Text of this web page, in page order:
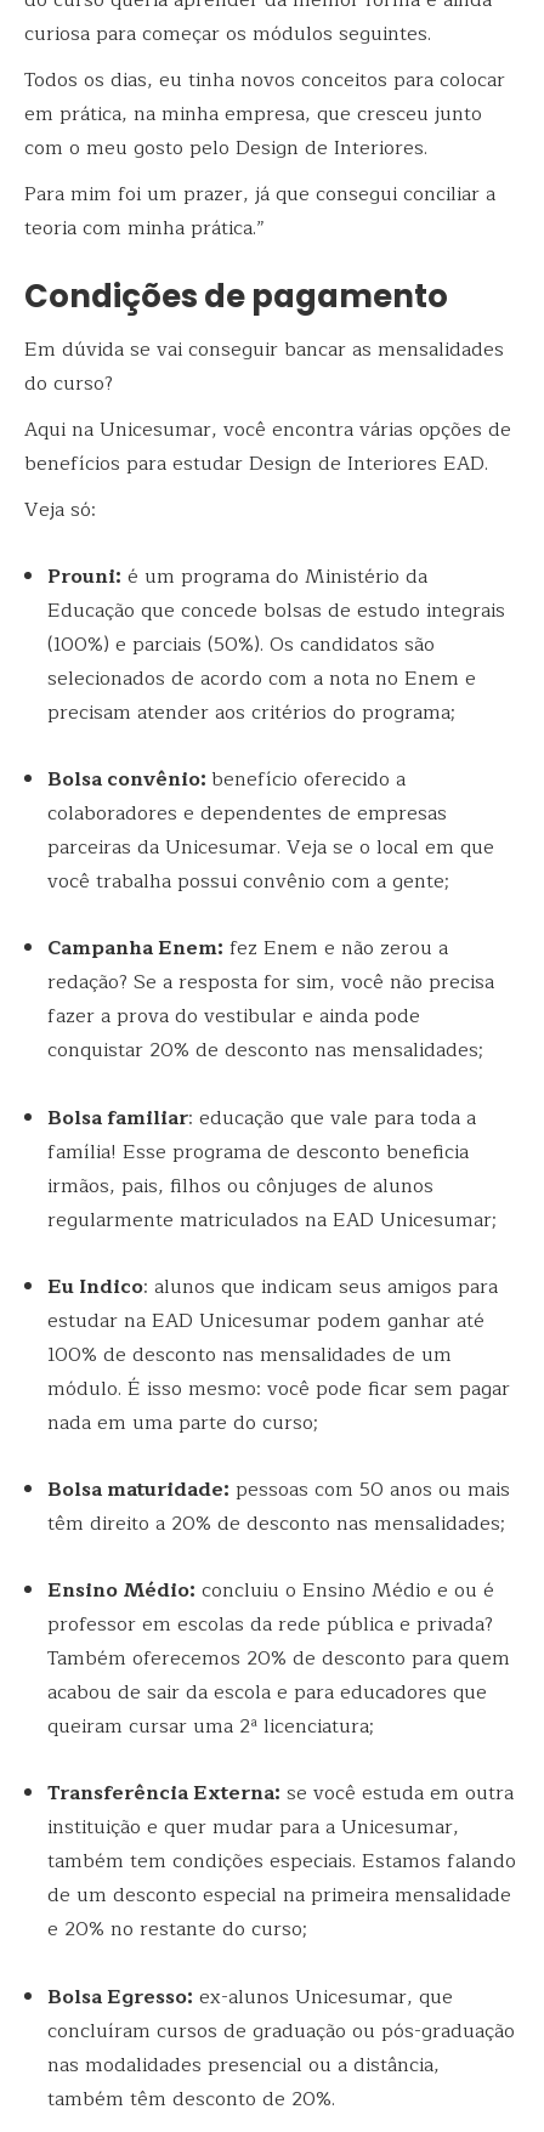
curiosa para começar os módulos seguintes.
Todos os dias, eu tinha novos conceitos para colocar
em prática, na minha empresa, que cresceu junto
com o meu gosto pelo Design de Interiores.
Para mim foi um prazer, já que consegui conciliar a
teoria com minha prática.”
Condições de pagamento
Em dúvida se vai conseguir bancar as mensalidades
do curso?
Aqui na Unicesumar, você encontra várias opções de
benefícios para estudar Design de Interiores EAD.
Veja só:
Prouni: é um programa do Ministério da
Educação que concede bolsas de estudo integrais
(100%) e parciais (50%). Os candidatos são
selecionados de acordo com a nota no Enem e
precisam atender aos critérios do programa;
Bolsa convênio:benefício oferecido a
colaboradores e dependentes de empresas
parceiras da Unicesumar. Veja se o local em que
você trabalha possui convênio com a gente;
Campanha Enem: fez Enem e não zerou a
redação? Se a resposta for sim, você não precisa
fazer a prova do vestibular e ainda pode
conquistar 20% de desconto nas mensalidades;
Bolsa familiar: educação que vale para toda a
família! Esse programa de desconto beneficia
irmãos, pais, filhos ou cônjuges de alunos
regularmente matriculados na EAD Unicesumar;
Eu Indico: alunos que indicam seus amigos para
estudar na EAD Unicesumar podem ganhar até
100% de desconto nas mensalidades de um
módulo. É isso mesmo: você pode ficar sem pagar
nada em uma parte do curso;
Bolsa maturidade: pessoas com 50 anos ou mais
têm direito a 20% de desconto nas mensalidades;
Ensino Médio: concluiu o Ensino Médio e ou é
professor em escolas da rede pública e privada?
Também oferecemos 20% de desconto para quem
acabou de sair da escola e para educadores que
queiram cursar uma 2ª licenciatura;
Transferência Externa: se você estuda em outra
instituição e quer mudar para a Unicesumar,
também tem condições especiais. Estamos falando
de um desconto especial na primeira mensalidade
e 20% no restante do curso;
Bolsa Egresso: ex-alunos Unicesumar, que
concluíram cursos de graduação ou pós-graduação
nas modalidades presencial ou a distância,
também têm desconto de 20%.